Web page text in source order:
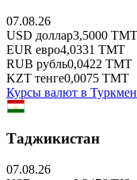
07.08.26
USD доллар3,5000 TMT
EUR евро4,0331 TMT
RUB рубль0,0422 TMT
KZT тенге0,0075 TMT
Курсы валют в
Таджикистан
07.08.26